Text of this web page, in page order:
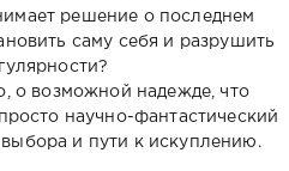
решение о последнем
саму себя и разрушить
о возможной надежде, что
научно-фантастический
и пути к искуплению.